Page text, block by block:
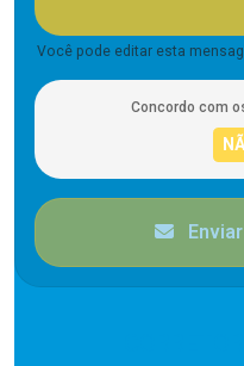
Você pode editar esta
Concordo com